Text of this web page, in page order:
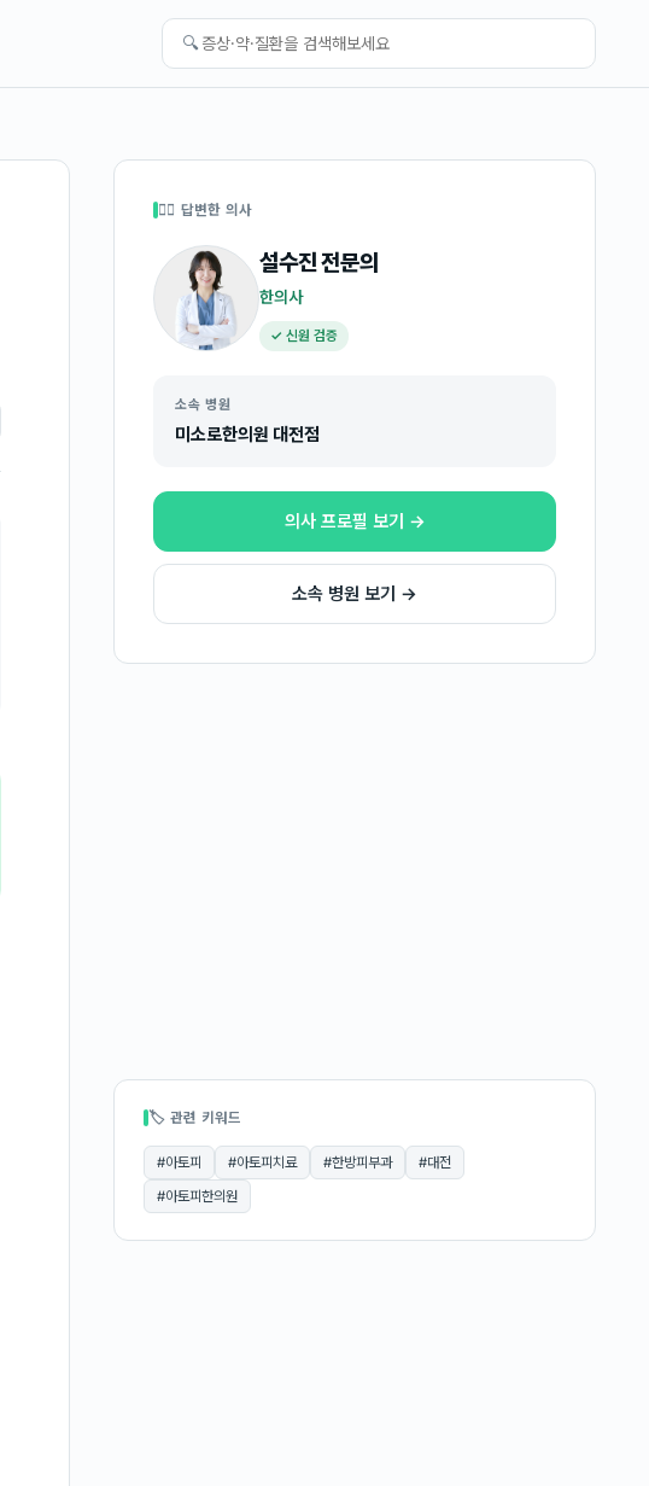
🔍
👩‍⚕️ 답변한 의사
설수진전문의
한의사
✓ 신원 검증
소속 병원
미소로한의원 대전점
의사 프로필 보기 →
소속 병원 보기 →
🏷 관련 키워드
#아토피 #아토피치료 #한방피부과 #대전
#아토피한의원